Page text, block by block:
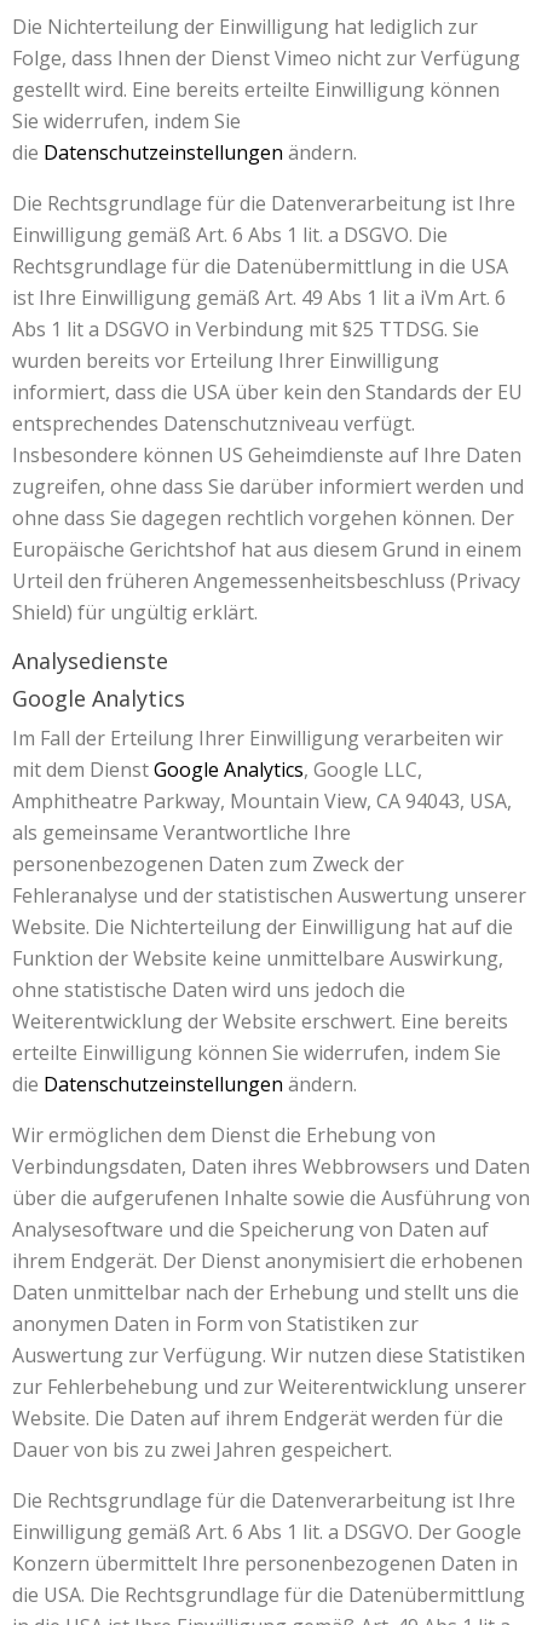
Die Nichterteilung der Einwilligung hat lediglich zur
Folge, dass Ihnen der Dienst Vimeo nicht zur Verfügung
gestellt wird. Eine bereits erteilte Einwilligung können
Sie widerrufen, indem Sie
die Datenschutzeinstellungen ändern.
Die Rechtsgrundlage für die Datenverarbeitung ist Ihre
Einwilligung gemäß Art. 6 Abs 1 lit. a DSGVO. Die
Rechtsgrundlage für die Datenübermittlung in die USA
ist Ihre Einwilligung gemäß Art. 49 Abs 1 lit a iVm Art. 6
Abs 1 lit a DSGVO in Verbindung mit §25 TTDSG. Sie
wurden bereits vor Erteilung Ihrer Einwilligung
informiert, dass die USA über kein den Standards der EU
entsprechendes Datenschutzniveau verfügt.
Insbesondere können US Geheimdienste auf Ihre Daten
zugreifen, ohne dass Sie darüber informiert werden und
ohne dass Sie dagegen rechtlich vorgehen können. Der
Europäische Gerichtshof hat aus diesem Grund in einem
Urteil den früheren Angemessenheitsbeschluss (Privacy
Shield) für ungültig erklärt.
Analysedienste
Google Analytics
Im Fall der Erteilung Ihrer Einwilligung verarbeiten wir
mit dem DienstGoogle Analytics, Google LLC,
Amphitheatre Parkway, Mountain View, CA 94043, USA,
als gemeinsame Verantwortliche Ihre
personenbezogenen Daten zum Zweck der
Fehleranalyse und der statistischen Auswertung unserer
Website. Die Nichterteilung der Einwilligung hat auf die
Funktion der Website keine unmittelbare Auswirkung,
ohne statistische Daten wird uns jedoch die
Weiterentwicklung der Website erschwert. Eine bereits
erteilte Einwilligung können Sie widerrufen, indem Sie
die Datenschutzeinstellungen ändern.
Wir ermöglichen dem Dienst die Erhebung von
Verbindungsdaten, Daten ihres Webbrowsers und Daten
über die aufgerufenen Inhalte sowie die Ausführung von
Analysesoftware und die Speicherung von Daten auf
ihrem Endgerät. Der Dienst anonymisiert die erhobenen
Daten unmittelbar nach der Erhebung und stellt uns die
anonymen Daten in Form von Statistiken zur
Auswertung zur Verfügung. Wir nutzen diese Statistiken
zur Fehlerbehebung und zur Weiterentwicklung unserer
Website. Die Daten auf ihrem Endgerät werden für die
Dauer von bis zu zwei Jahren gespeichert.
Die Rechtsgrundlage für die Datenverarbeitung ist Ihre
Einwilligung gemäß Art. 6 Abs 1 lit. a DSGVO. Der Google
Konzern übermittelt Ihre personenbezogenen Daten in
die USA. Die Rechtsgrundlage für die Datenübermittlung